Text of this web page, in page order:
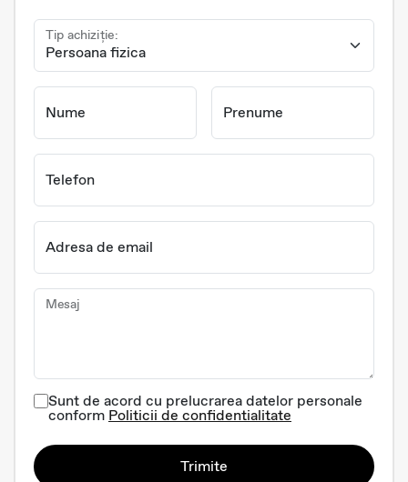
Tip achiziție:
Nume Prenume
Telefon
Adresa de email
Mesaj
Sunt de acord cu prelucrarea datelor personale
conform Politicii de confidentialitate
Trimite